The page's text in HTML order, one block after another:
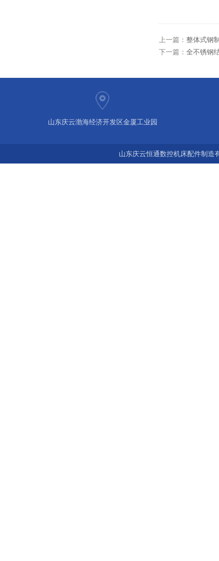
上一篇： 整体式钢
下一篇： 全不锈钢
山东庆云渤海经济开发区金厦工业园
山东庆云恒通数控机床配件制